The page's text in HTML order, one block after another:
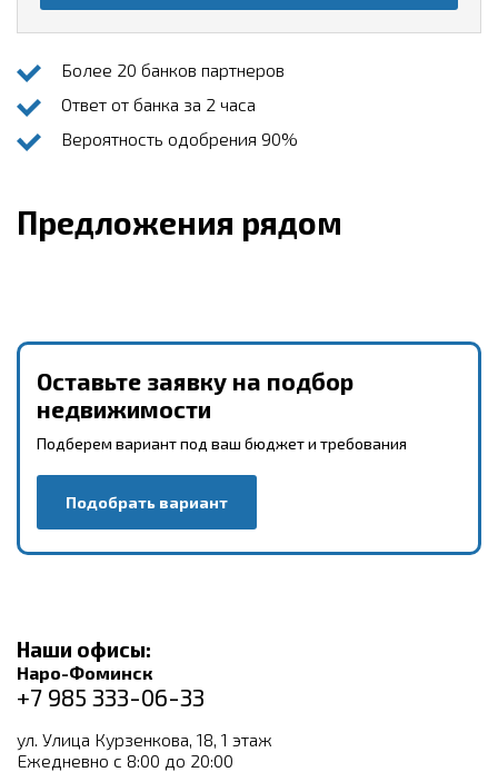
Более 20 банков партнеров
Ответ от банка за 2 часа
Вероятность одобрения 90%
Предложения рядом
Оставьте заявку на подбор
недвижимости
Подберем вариант под ваш бюджет и требования
Подобрать вариант
Наши офисы:
Наро-Фоминск
+7 985 333-06-33
ул. Улица Курзенкова, 18, 1 этаж
Ежедневно с 8:00 до 20:00